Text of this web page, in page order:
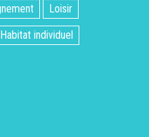
Loisir
Habitat individuel